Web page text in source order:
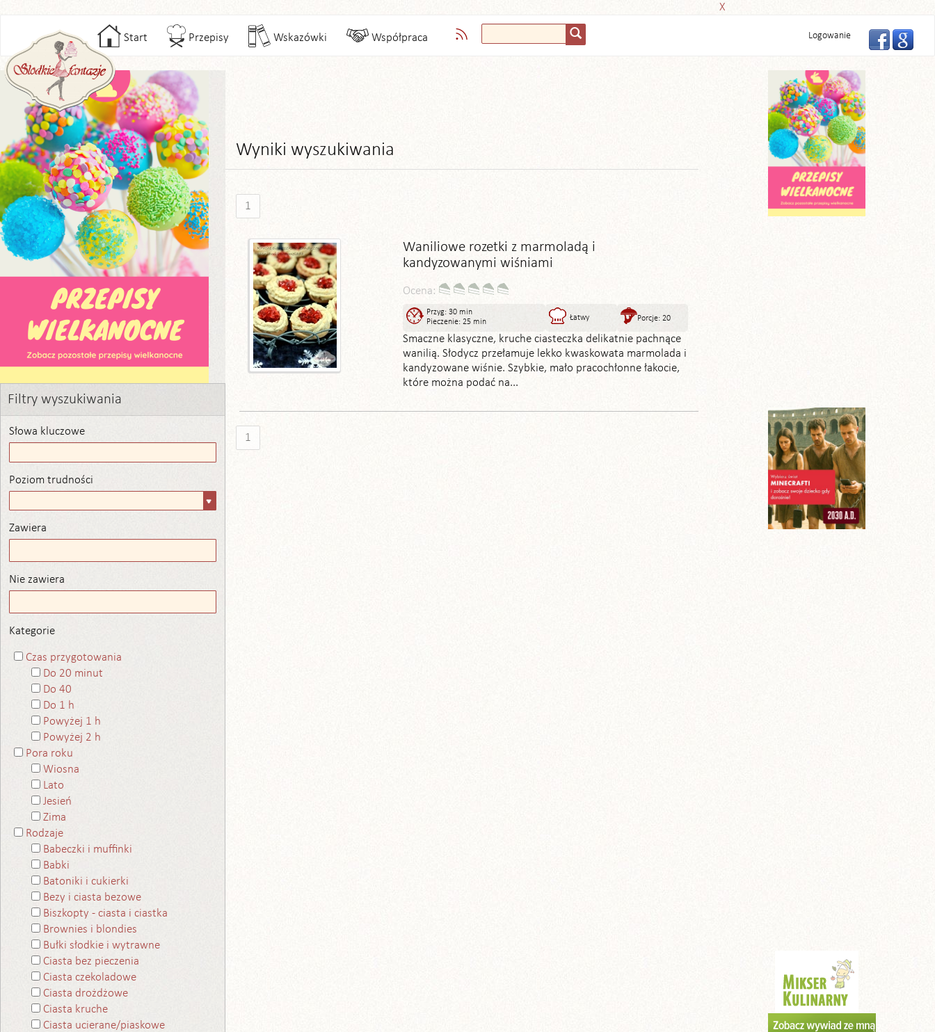
X
Start Przepisy Wskazówki Współpraca Logowanie
Filtry wyszukiwania
Słowa kluczowe
Poziom trudności
trudności
Zawiera
Nie zawiera
Kategorie
Czas przygotowania
Do 20 minut
Do 40
Do 1 h
Powyżej 1 h
Powyżej 2 h
Pora roku
Wiosna
Lato
Jesień
Zima
Rodzaje
Babeczki i muffinki
Babki
Batoniki i cukierki
Bezy i ciasta bezowe
Biszkopty - ciasta i ciastka
Brownies i blondies
Bułki słodkie i wytrawne
Ciasta bez pieczenia
Ciasta czekoladowe
Ciasta drożdżowe
Ciasta kruche
Ciasta ucierane/piaskowe
Wyniki wyszukiwania
1
Waniliowe rozetki z marmoladą i
kandyzowanymi wiśniami
Ocena:
Przyg: 30 min
Pieczenie: 25 min
Łatwy Porcje: 20
Smaczne klasyczne, kruche ciasteczka delikatnie pachnące
wanilią. Słodycz przełamuje lekko kwaskowata marmolada i
kandyzowane wiśnie. Szybkie, mało pracochłonne łakocie,
które można podać na...
1